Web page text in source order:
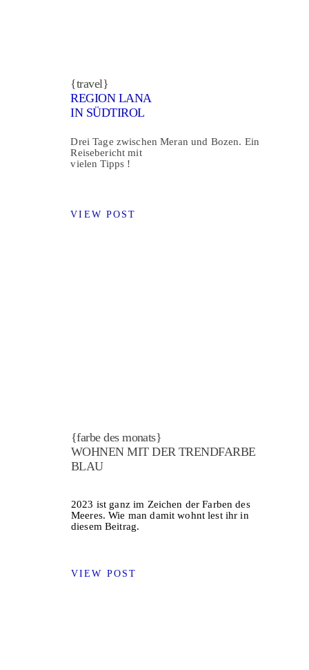
{farbe des monats}
WOHNEN MIT DER TRENDFARBE
BLAU
{travel}
REGION LANA
IN SÜDTIROL
2023 ist ganz im Zeichen der Farben des
Meeres. Wie man damit wohnt lest ihr in
diesem Beitrag.
Drei Tage zwischen Meran und Bozen. Ein
Reisebericht mit
vielen Tipps !
VIEW POST
VIEW POST